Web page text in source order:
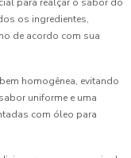
para realçar o sabor do
os ingredientes,
de acordo com sua
homogênea, evitando
uniforme e uma
com óleo para